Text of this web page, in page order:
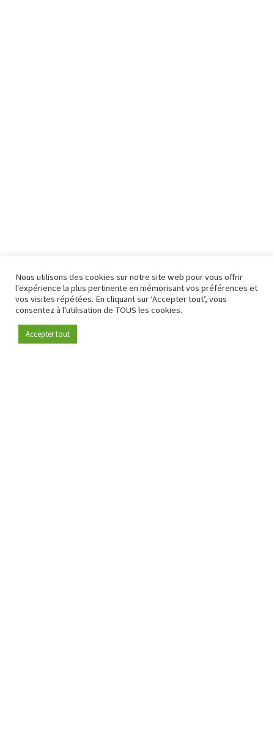
Devenez membre
Nous utilisons des cookies sur notre site web pour vous offrir
l'expérience la plus pertinente en mémorisant vos préférences et
vos visites répétées. En cliquant sur ‘Accepter tout’, vous
consentez à l'utilisation de TOUS les cookies.
Accepter tout